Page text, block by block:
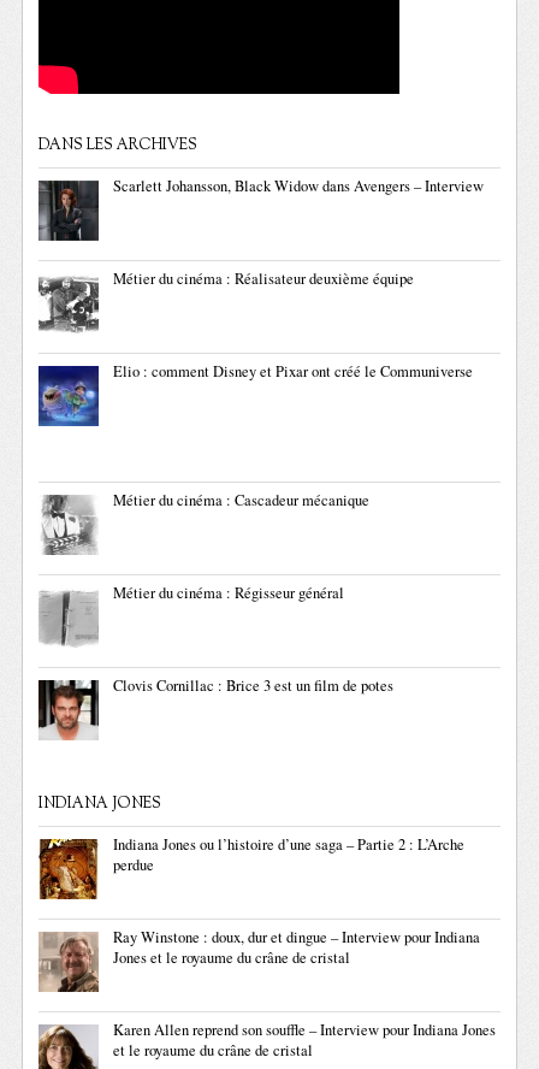
DANS LES ARCHIVES
Scarlett Johansson, Black Widow dans Avengers – Interview
Métier du cinéma : Réalisateur deuxième équipe
Elio : comment Disney et Pixar ont créé le Communiverse
Métier du cinéma : Cascadeur mécanique
Métier du cinéma : Régisseur général
Clovis Cornillac : Brice 3 est un film de potes
INDIANA JONES
Indiana Jones ou l’histoire d’une saga – Partie 2 : L’Arche
perdue
Ray Winstone : doux, dur et dingue – Interview pour Indiana
Jones et le royaume du crâne de cristal
Karen Allen reprend son souffle – Interview pour Indiana Jones
et le royaume du crâne de cristal